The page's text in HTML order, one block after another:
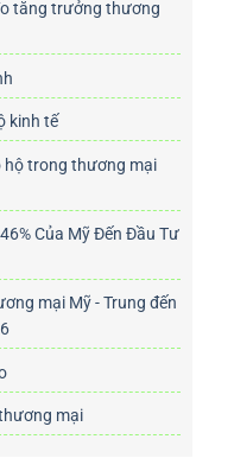
tăng trưởng thương
kinh tế
hộ trong thương mại
Của Mỹ Đến Đầu Tư
mại Mỹ - Trung đến
mại